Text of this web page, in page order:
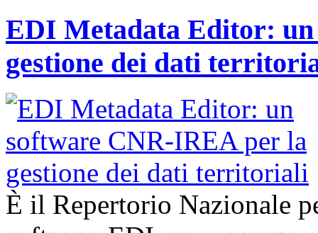
EDI Metadata Editor:
gestione dei dati
È il Repertorio Nazionale